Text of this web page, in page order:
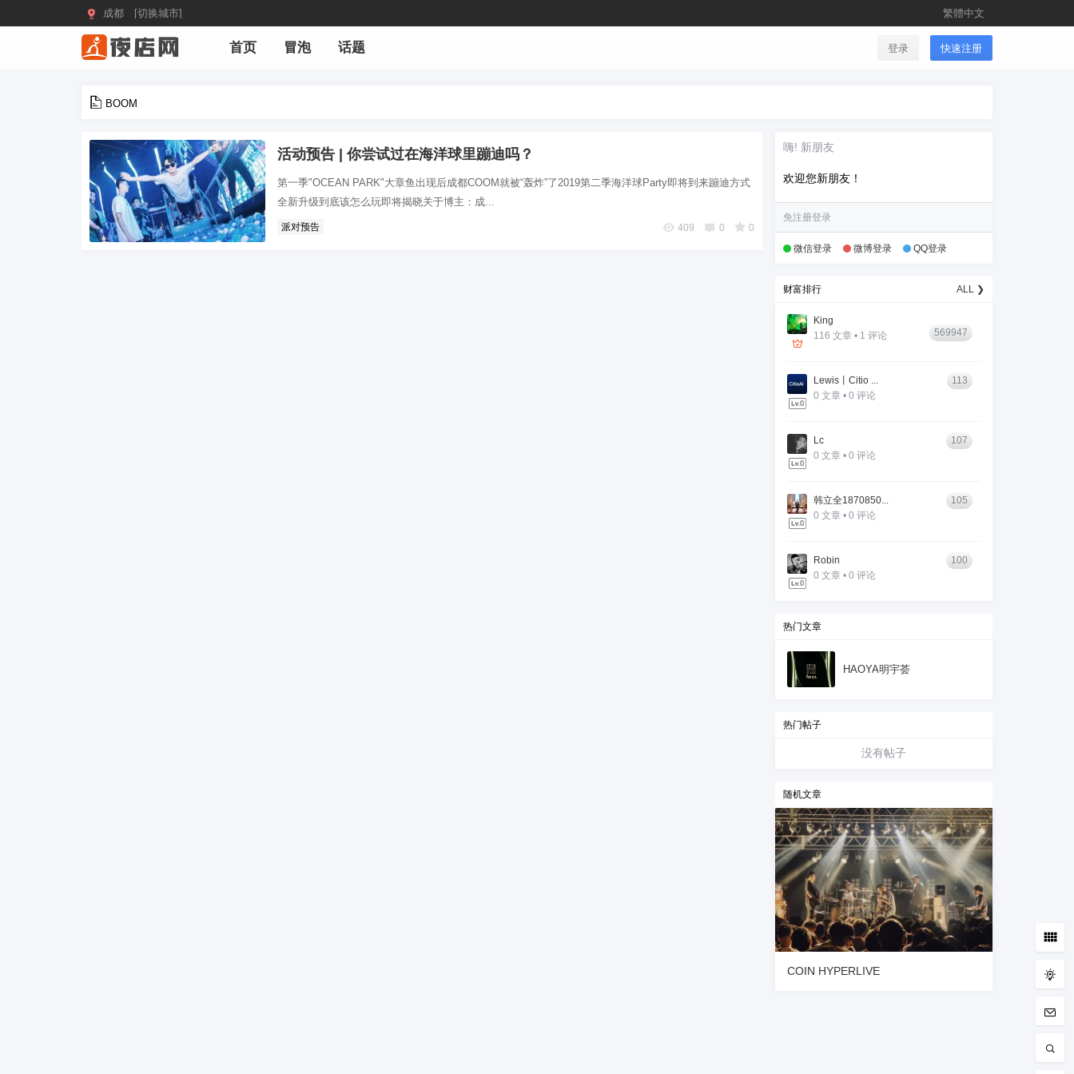
 成都 [切换城市] 繁體中文
首页 冒泡 话题 登录 快速注册
BOOM
活动预告 | 你尝试过在海洋球里蹦迪吗？
第一季"OCEAN PARK"大章鱼出现后成都COOM就被“轰炸”了2019第二季海洋球Party即将到来蹦迪方式
全新升级到底该怎么玩即将揭晓关于博主：成...
派对预告 409 0 0
嗨! 新朋友
欢迎您新朋友！
免注册登录
微信登录 微博登录 QQ登录
财富排行 ALL ❯
King
116 文章 • 1 评论
569947
Lewis丨Citio ...
0 文章 • 0 评论
113
Lc
0 文章 • 0 评论
107
韩立全1870850...
0 文章 • 0 评论
105
Robin
0 文章 • 0 评论
100
热门文章
HAOYA明宇荟
热门帖子
没有帖子
随机文章
COIN HYPERLIVE